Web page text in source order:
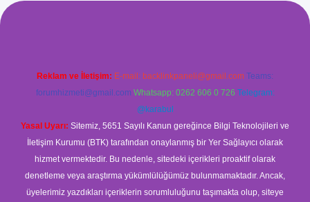
giriş
Reklam ve İletişim: E-mail: backlinkpaneli@gmail.com Teams:
forumhizmeti@gmail.com Whatsapp: 0262 606 0 726 Telegram:
@karabul
Yasal Uyarı: Sitemiz, 5651 Sayılı Kanun gereğince Bilgi Teknolojileri ve
İletişim Kurumu (BTK) tarafından onaylanmış bir Yer Sağlayıcı olarak
hizmet vermektedir. Bu nedenle, sitedeki içerikleri proaktif olarak
denetleme veya araştırma yükümlülüğümüz bulunmamaktadır. Ancak,
üyelerimiz yazdıkları içeriklerin sorumluluğunu taşımakta olup, siteye